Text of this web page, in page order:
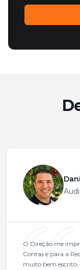
O Direção me
Contas e para a
muito bem